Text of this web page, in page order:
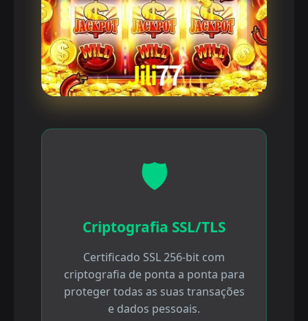
🛡️
Criptografia SSL/TLS
Certificado SSL 256-bit com
criptografia de ponta a ponta para
proteger todas as suas transações
e dados pessoais.